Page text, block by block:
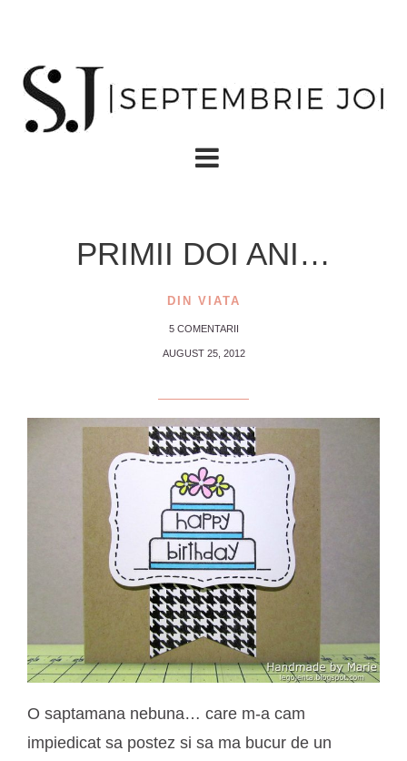
PRIMII DOI ANI…
DIN VIATA
5 COMENTARII
AUGUST 25, 2012
O saptamana nebuna… care m-a cam
impiedicat sa postez si sa ma bucur de un